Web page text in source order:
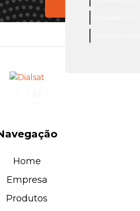
Home
Empresa
Produtos